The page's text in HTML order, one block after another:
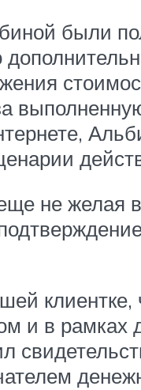
были
не желая
клиентке,
и в рамках